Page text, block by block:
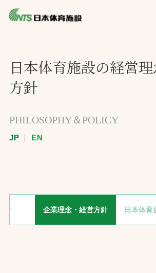
ニュース
プレスリリース
製品・サービス一覧
採用情報
日本体育施設の経営
方針
PHILOSOPHY＆POLICY
JP ｜ EN
拶 企業理念・経営方針 日本体育